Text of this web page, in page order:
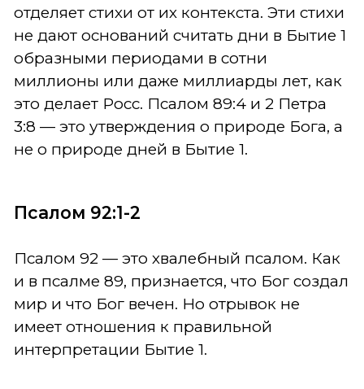
отделяет стихи от их контекста. Эти стихи
не дают оснований считать дни в Бытие 1
образными периодами в сотни
миллионы или даже миллиарды лет, как
это делает Росс. Псалом 89:4 и 2 Петра
3:8 — это утверждения о природе Бога, а
не о природе дней в Бытие 1.
Псалом 92:1-2
Псалом 92 — это хвалебный псалом. Как
и в псалме 89, признается, что Бог создал
мир и что Бог вечен. Но отрывок не
имеет отношения к правильной
интерпретации Бытие 1.